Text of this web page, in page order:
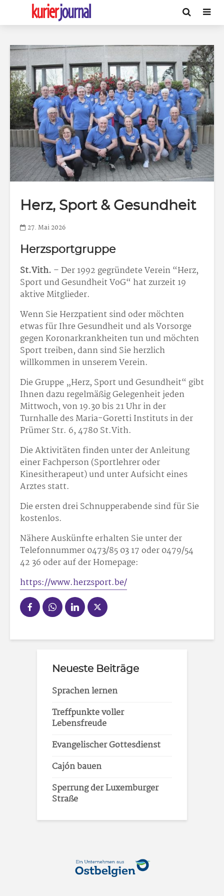
Herz, Sport & Gesundheit
27. Mai 2026
Herzsportgruppe
St.Vith. – Der 1992 gegründete Verein “Herz,
Sport und Gesundheit VoG“ hat zurzeit 19
aktive Mitglieder.
Wenn Sie Herzpatient sind oder möchten
etwas für Ihre Gesundheit und als Vorsorge
gegen Koronarkrankheiten tun und möchten
Sport treiben, dann sind Sie herzlich
willkommen in unserem Verein.
Die Gruppe „Herz, Sport und Gesundheit“ gibt
Ihnen dazu regelmäßig Gelegenheit jeden
Mittwoch, von 19.30 bis 21 Uhr in der
Turnhalle des Maria-Goretti Instituts in der
Prümer Str. 6, 4780 St.Vith.
Die Aktivitäten finden unter der Anleitung
einer Fachperson (Sportlehrer oder
Kinesitherapeut) und unter Aufsicht eines
Arztes statt.
Die ersten drei Schnupperabende sind für Sie
kostenlos.
Nähere Auskünfte erhalten Sie unter der
Telefonnummer 0473/85 03 17 oder 0479/54
42 36 oder auf der Homepage:
https://www.herzsport.be/
Neueste Beiträge
Sprachen lernen
Treffpunkte voller
Lebensfreude
Evangelischer Gottesdienst
Cajón bauen
Sperrung der Luxemburger
Straße